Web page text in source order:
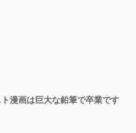
漫画は巨大な鉛筆で卒業です